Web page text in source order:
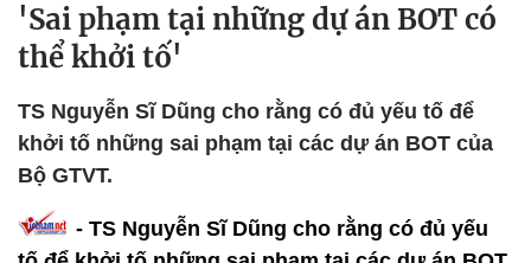
'Sai phạm tại những dự án BOT có
thể khởi tố'
TS Nguyễn Sĩ Dũng cho rằng có đủ yếu tố để
khởi tố những sai phạm tại các dự án BOT của
Bộ GTVT.
- TS Nguyễn Sĩ Dũng cho rằng có đủ yếu